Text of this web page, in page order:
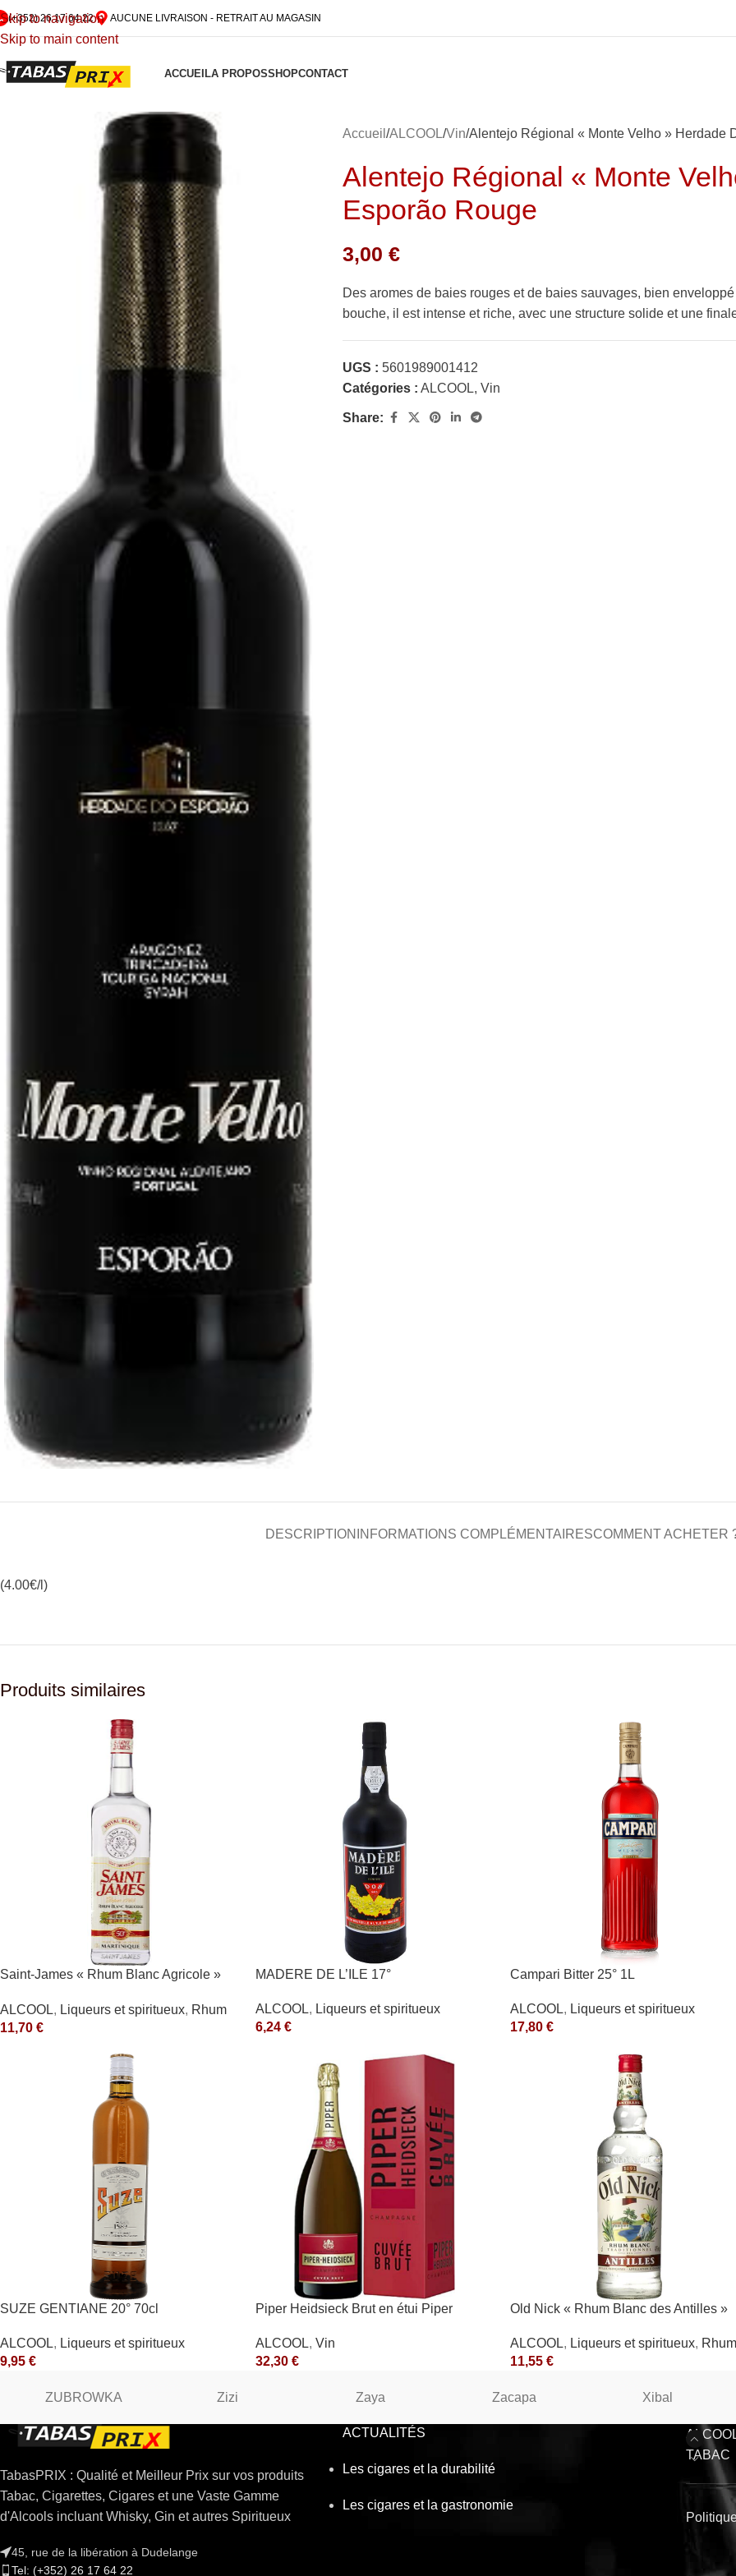
Skip to navigation
Skip to main content
(+352) 26 17 64 22 AUCUNE LIVRAISON - RETRAIT AU MAGASIN
ACCUEILA PROPOSSHOPCONTACT
Accueil ALCOOL Vin Alentejo Régional « Monte Velho » Herdade
Alentejo Régional « Monte
Esporão Rouge
3,00€
Des aromes de baies rouges et de baies sauvages, bien
bouche, il est intense et riche, avec une structure solide et une
UGS :5601989001412
Catégories : ALCOOL, Vin
Share:
DESCRIPTION INFORMATIONS COMPLÉMENTAIRESCOMMENT ACHETER
(4.00€/l)
Produits similaires
Saint-James « Rhum Blanc Agricole »
ALCOOL, Liqueurs et spiritueux, Rhum
11,70 €
MADERE DE L’ILE 17°
ALCOOL, Liqueurs et spiritueux
6,24 €
Campari Bitter 25° 1L
ALCOOL, Liqueurs et spiritueux
17,80 €
SUZE GENTIANE 20° 70cl
ALCOOL, Liqueurs et spiritueux
9,95 €
Piper Heidsieck Brut en étui Piper
ALCOOL, Vin
32,30 €
Old Nick « Rhum Blanc des Antilles »
ALCOOL, Liqueurs et spiritueux, Rhum
11,55 €
ZUBROWKA Zizi Zaya Zacapa Xibal
TabasPRIX : Qualité et Meilleur Prix sur vos produits
Tabac, Cigarettes, Cigares et une Vaste Gamme
d'Alcools incluant Whisky, Gin et autres Spiritueux
45, rue de la libération à Dudelange
Tel: (+352) 26 17 64 22
ACTUALITÉS
Les cigares et la durabilité
Les cigares et la gastronomie
TABAC